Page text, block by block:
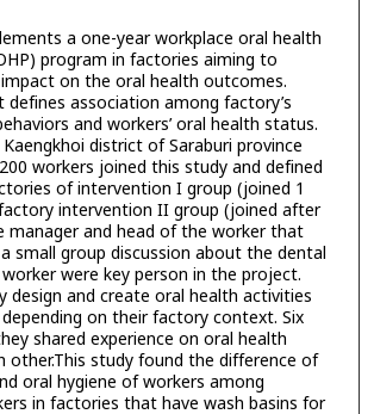
a one-year workplace oral health
program in factories aiming to
on the oral health outcomes.
association among factory’s
and workers’ oral health status.
district of Saraburi province
workers joined this study and defined
of intervention I group (joined 1
intervention II group (joined after
manager and head of the worker that
small group discussion about the dental
were key person in the project.
design and create oral health activities
on their factory context. Six
shared experience on oral health
other.This study found the difference of
oral hygiene of workers among
in factories that have wash basins for